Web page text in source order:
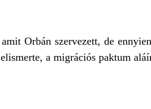
Orbán szervezett, de
a migrációs paktum